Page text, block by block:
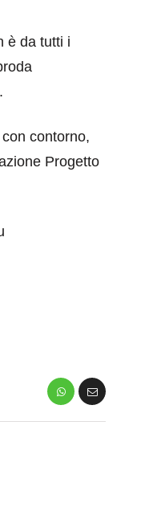
è da tutti i
contorno,
Progetto